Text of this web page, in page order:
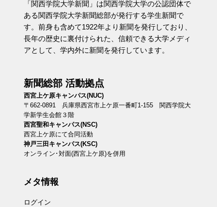
「関西学院大学新聞」は関西学院大学の公認団体で
ある関西学院大学新聞総部が発行する学生新聞で
す。前身も含めて1922年より新聞を発行しており、
長年の歴史に裏付けられた、信頼できる大学メディ
アとして、学内外に新聞を発行しています。
新聞総部 活動拠点
西宮上ケ原キャンパス(NUC)
〒662-0891 兵庫県西宮市上ケ原一番町1-155 関西学院大
学新学生会館３階
西宮聖和キャンパス(NSC)
西宮上ケ原にて合同活動
神戸三田キャンパス(KSC)
オンライン･対面(西宮上ケ原)を併用
メタ情報
ログイン